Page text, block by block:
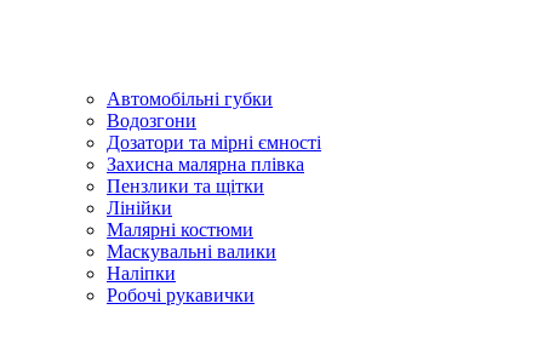
Автомобільні губки
Водозгони
Дозатори та мірні ємності
Захисна малярна плівка
Пензлики та щітки
Лінійки
Малярні костюми
Маскувальні валики
Наліпки
Робочі рукавички